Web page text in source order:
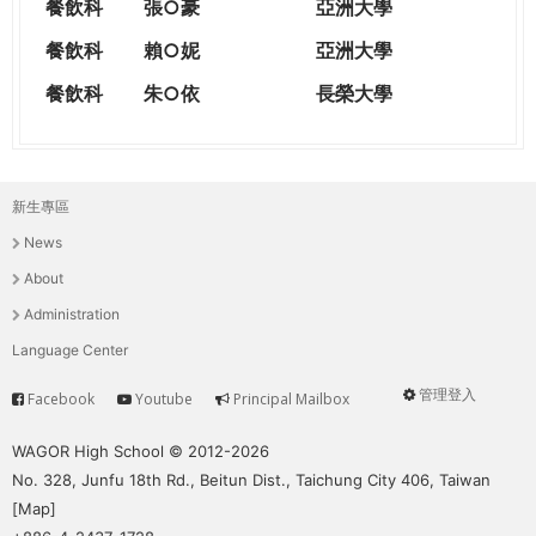
餐飲科 張○豪
亞洲大學
餐飲科
賴○妮
亞洲大學
餐飲科
朱○依 長榮大學
主
選
單
新生專區
News
About
Administration
Language Center
User
管理登入
Service
Facebook Youtube Principal Mailbox
WAGOR High School © 2012-2026
No. 328, Junfu 18th Rd., Beitun Dist., Taichung City 406, Taiwan
[Map]